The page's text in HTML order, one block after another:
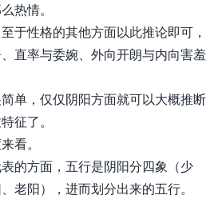
热情。
于性格的其他方面以此推论即可，
直率与委婉、外向开朗与内向害羞
单，仅仅阴阳方面就可以大概推断
征了。
看。
的方面，五行是阴阳分四象（少
老阳），进而划分出来的五行。